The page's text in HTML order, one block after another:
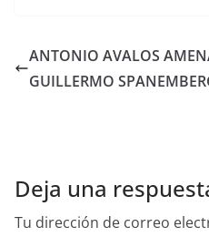
ANTONIO AVALOS
GUILLERMO
Deja una
Tu dirección de correo